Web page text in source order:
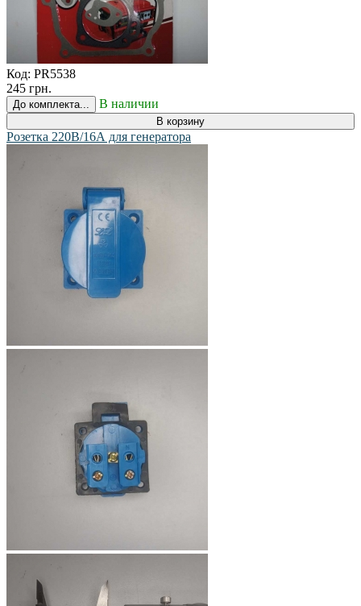
Код: PR5538
245 грн.
До комплекта... В наличии
В корзину
Розетка 220В/16А для генератора